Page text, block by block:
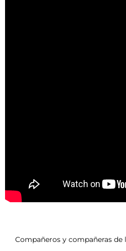
Compañeros y compañeras